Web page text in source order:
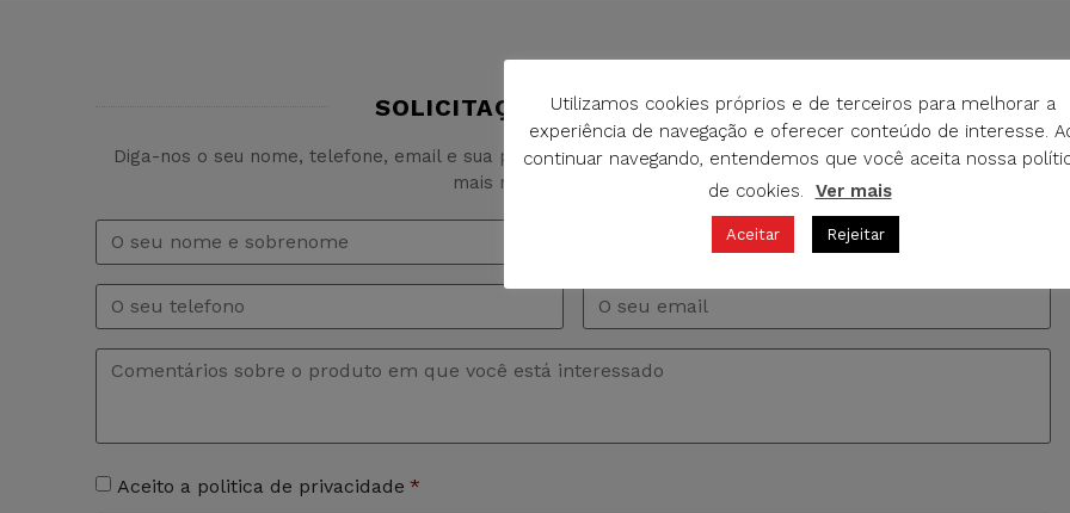
SOLICITAÇÃO DE INFORMAÇÃO
Diga-nos o seu nome, telefone, email e sua pergunta sobre este produto. Vamos atender a seu pedido o
mais rapidamente possível.
Email *
Comentários
Aceitação
Aceito a politica de privacidade *
Utilizamos cookies próprios e de terceiros para melhorar a
experiência de navegação e oferecer conteúdo de interesse.
continuar navegando, entendemos que você aceita nossa
de cookies.
Ver mais
Aceitar Rejeitar